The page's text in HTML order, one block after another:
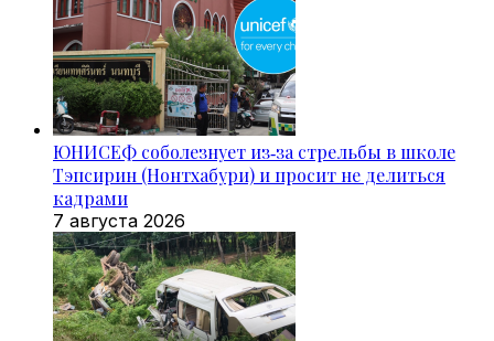
ЮНИСЕФ соболезнует из‑за стрельбы в школе
Тэпсирин (Нонтхабури) и просит не делиться
кадрами
7 августа 2026